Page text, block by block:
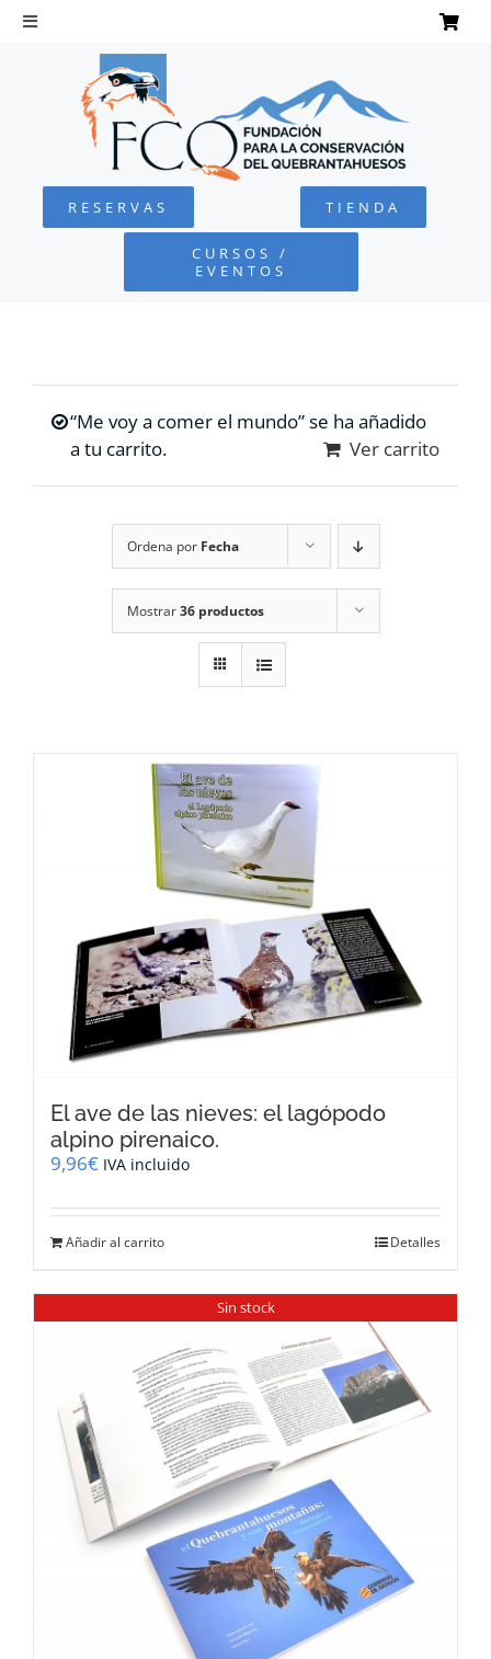
Saltar
Toggle
Navigation
QUEBRANTAHUESOS
FUNDACIÓN
RESERVAS TIENDA
CURSOS /
EVENTOS
“Me voy a comer el mundo” se ha añadido
a tu carrito.
Ver carrito
Ordena por Fecha
Mostrar36 productos
El ave de las nieves: el lagópodo
alpino pirenaico.
9,96€ IVA incluido
Añadir al carrito Detalles
Sin stock